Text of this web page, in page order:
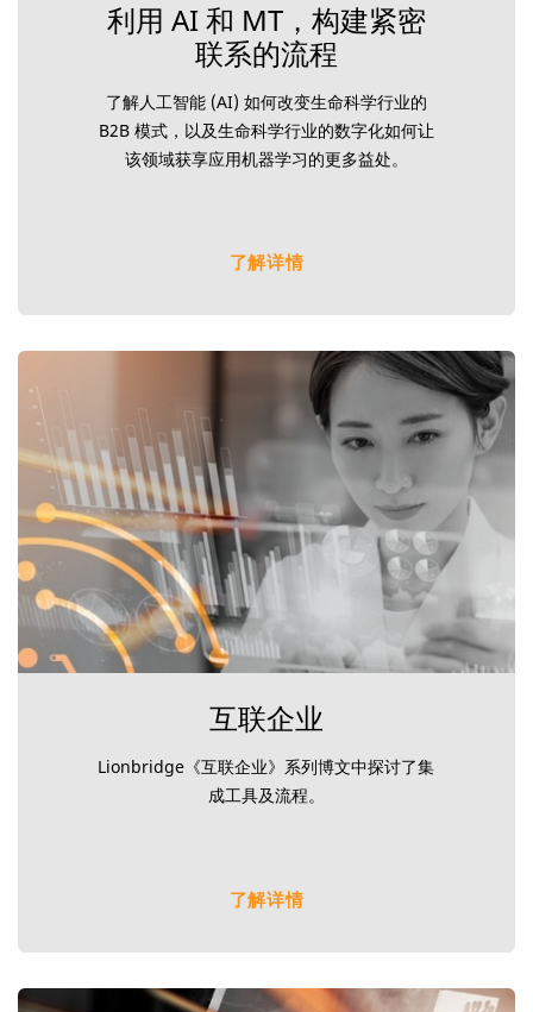
利用 AI 和 MT，构建紧密
联系的流程
了解人工智能 (AI) 如何改变生命科学行业的
B2B 模式，以及生命科学行业的数字化如何让
该领域获享应用机器学习的更多益处。
了解详情
互联企业
Lionbridge《互联企业》系列博文中探讨了集
成工具及流程。
了解详情